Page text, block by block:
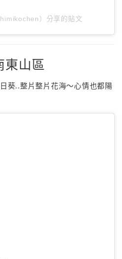
）分享的貼文
東山區
葵..整片整片花海～心情也都陽